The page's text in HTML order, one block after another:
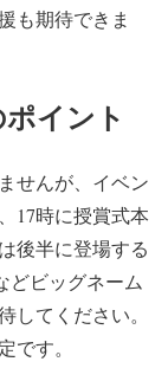
も期待できま
イント
せんが、イベン
17時に授賞式本
後半に登場する
どビッグネーム
してください。
です。